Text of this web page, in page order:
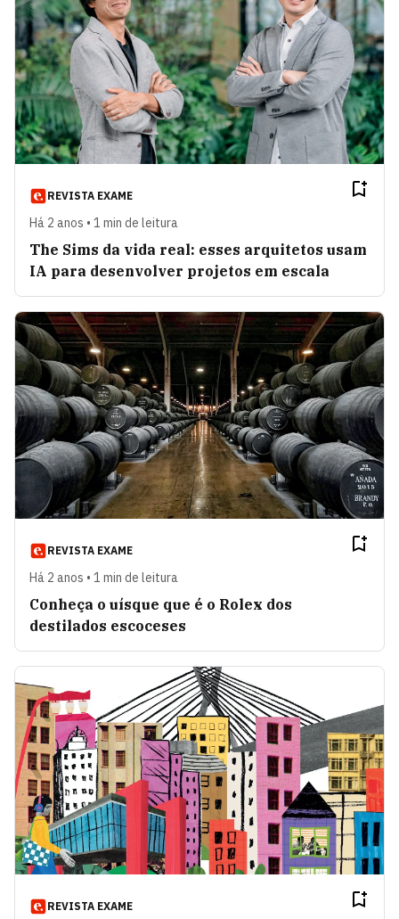
REVISTA EXAME
Há 2 anos • 1 min de leitura
The Sims da vida real: esses arquitetos usam
IA para desenvolver projetos em escala
REVISTA EXAME
Há 2 anos • 1 min de leitura
Conheça o uísque que é o Rolex dos
destilados escoceses
REVISTA EXAME